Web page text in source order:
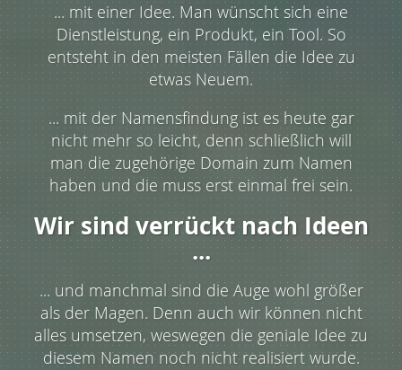
... mit einer Idee. Man wünscht sich eine
Dienstleistung, ein Produkt, ein Tool. So
entsteht in den meisten Fällen die Idee zu
etwas Neuem.
... mit der Namensfindung ist es heute gar
nicht mehr so leicht, denn schließlich will
man die zugehörige Domain zum Namen
haben und die muss erst einmal frei sein.
Wir sind verrückt nach Ideen
...
... und manchmal sind die Auge wohl größer
als der Magen. Denn auch wir können nicht
alles umsetzen, weswegen die geniale Idee zu
diesem Namen noch nicht realisiert wurde.